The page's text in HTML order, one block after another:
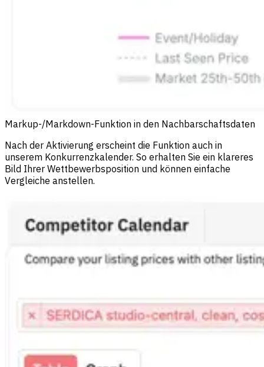
Markup-/Markdown-Funktion in den Nachbarschaftsdaten
Nach der Aktivierung erscheint die Funktion auch in
unserem Konkurrenzkalender. So erhalten Sie ein klareres
Bild Ihrer Wettbewerbsposition und können einfache
Vergleiche anstellen.